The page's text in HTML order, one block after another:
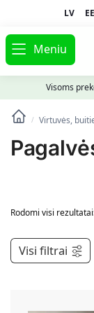
LV EE
Meniu
Visoms
/ Virtuvės,
Rodomi visi
Visi filtrai